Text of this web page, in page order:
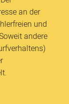
an der
und
andere